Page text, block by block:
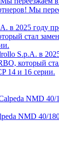
Мы
S.p.A. в
который
14 и 16 серии.
NMD 40/